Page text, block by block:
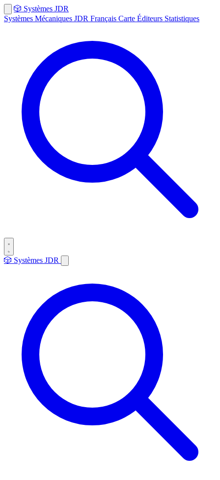
🎲 Systèmes JDR
Systèmes Mécaniques JDR Français Carte Éditeurs Statistiques
🎲 Systèmes JDR